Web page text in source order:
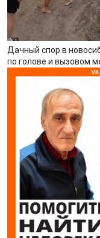
Дачный спор в
по голове и вызовом